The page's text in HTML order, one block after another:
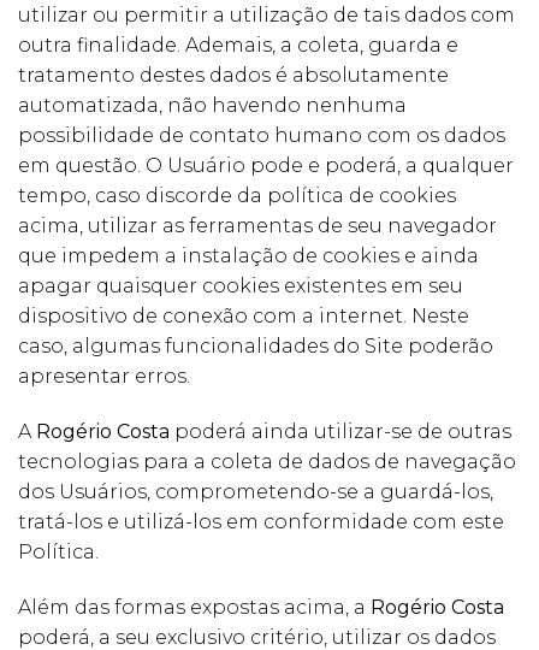
utilizar ou permitir a utilização de tais dados com
outra finalidade. Ademais, a coleta, guarda e
tratamento destes dados é absolutamente
automatizada, não havendo nenhuma
possibilidade de contato humano com os dados
em questão. O Usuário pode e poderá, a qualquer
tempo, caso discorde da política de cookies
acima, utilizar as ferramentas de seu navegador
que impedem a instalação de cookies e ainda
apagar quaisquer cookies existentes em seu
dispositivo de conexão com a internet. Neste
caso, algumas funcionalidades do Site poderão
apresentar erros.
A Rogério Costa poderá ainda utilizar-se de outras
tecnologias para a coleta de dados de navegação
dos Usuários, comprometendo-se a guardá-los,
tratá-los e utilizá-los em conformidade com este
Política.
Além das formas expostas acima, a Rogério Costa
poderá, a seu exclusivo critério, utilizar os dados